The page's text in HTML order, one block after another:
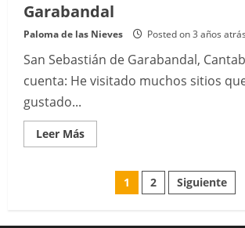
Garabandal
Paloma de las Nieves Posted on 3 años atrás
San Sebastián de Garabandal,
cuenta: He visitado muchos sitios
gustado...
Leer MásRead
more
Paginación
de
1 2 Siguiente